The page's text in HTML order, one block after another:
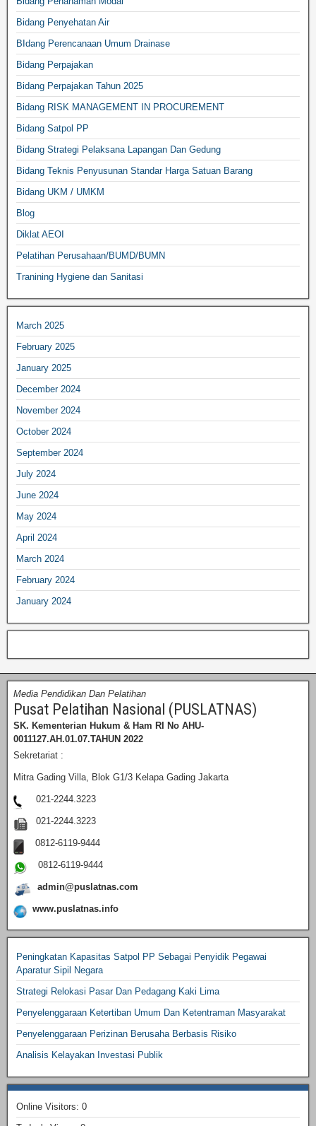
Bidang Penyehatan Air
BIdang Perencanaan Umum Drainase
Bidang Perpajakan
Bidang Perpajakan Tahun 2025
Bidang RISK MANAGEMENT IN PROCUREMENT
Bidang Satpol PP
Bidang Strategi Pelaksana Lapangan Dan Gedung
Bidang Teknis Penyusunan Standar Harga Satuan Barang
Bidang UKM / UMKM
Blog
Diklat AEOI
Pelatihan Perusahaan/BUMD/BUMN
Tranining Hygiene dan Sanitasi
March 2025
February 2025
January 2025
December 2024
November 2024
October 2024
September 2024
July 2024
June 2024
May 2024
April 2024
March 2024
February 2024
January 2024
Media Pendidikan Dan Pelatihan
Pusat Pelatihan Nasional (PUSLATNAS)
SK. Kementerian Hukum & Ham RI
No AHU-
0011127.AH.01.07.TAHUN 2022
Sekretariat :
Mitra Gading Villa, Blok G1/3 Kelapa Gading Jakarta
021-2244.3223
021-2244.3223
0812-6119-9444
0812-6119-9444
admin@puslatnas.com
www.puslatnas.info
Peningkatan Kapasitas Satpol PP Sebagai Penyidik Pegawai
Aparatur Sipil Negara
Strategi Relokasi Pasar Dan Pedagang Kaki Lima
Penyelenggaraan Ketertiban Umum Dan Ketentraman Masyarakat
Penyelenggaraan Perizinan Berusaha Berbasis Risiko
Analisis Kelayakan Investasi Publik
Online Visitors: 0